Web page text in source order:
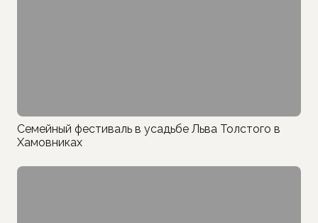
Семейный фестиваль в усадьбе Льва Толстого в
Хамовниках